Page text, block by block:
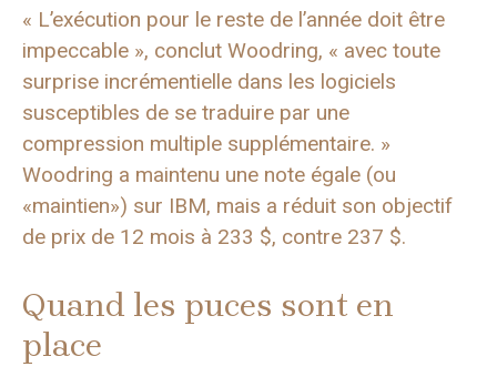
« L’exécution pour le reste de l’année doit être
impeccable », conclut Woodring, « avec toute
surprise incrémentielle dans les logiciels
susceptibles de se traduire par une
compression multiple supplémentaire. »
Woodring a maintenu une note égale (ou
«maintien») sur IBM, mais a réduit son objectif
de prix de 12 mois à 233 $, contre 237 $.
Quand les puces sont en
place